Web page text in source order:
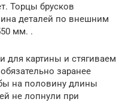
Торцы брусков
деталей по внешним
мм. .
для картины и стягиваем
заранее
на половину длины
не лопнули при